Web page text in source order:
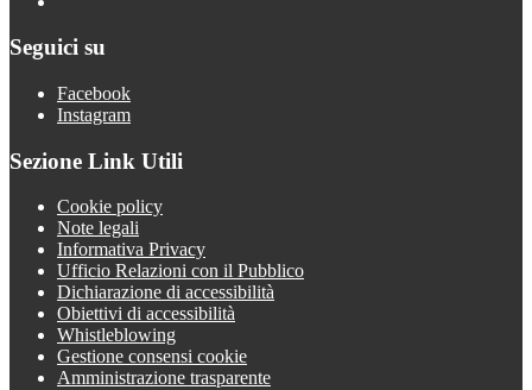
Seguici su
Facebook
Instagram
Sezione Link Utili
Cookie policy
Note legali
Informativa Privacy
Ufficio Relazioni con il Pubblico
Dichiarazione di accessibilità
Obiettivi di accessibilità
Whistleblowing
Gestione consensi cookie
Amministrazione trasparente